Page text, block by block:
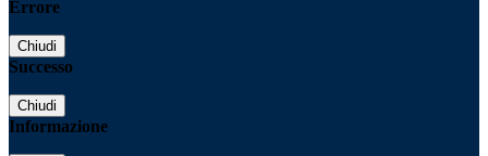
Errore
Chiudi
Successo
Chiudi
Informazione